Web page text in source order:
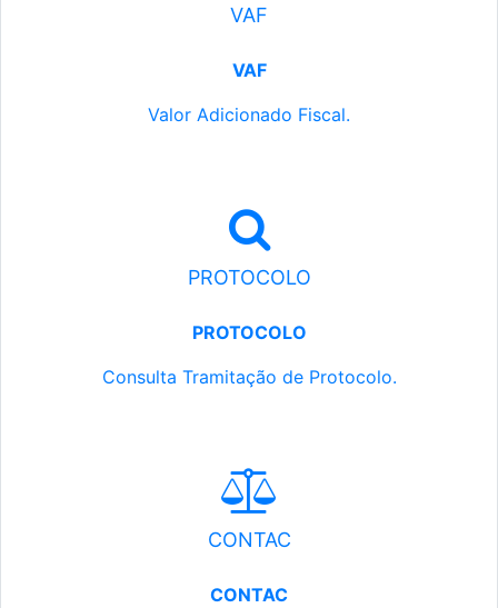
VAF
VAF
Valor Adicionado Fiscal.
PROTOCOLO
PROTOCOLO
Consulta Tramitação de Protocolo.
CONTAC
CONTAC